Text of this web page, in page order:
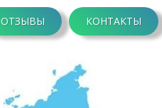
ОТЗЫВЫ КОНТАКТЫ